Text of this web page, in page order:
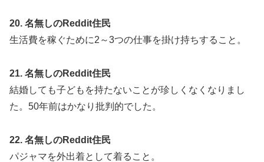
20. 名無しのReddit住民
生活費を稼ぐために2～3つの仕事を掛け持ちすること。
21. 名無しのReddit住民
結婚しても子どもを持たないことが珍しくなくなりまし
た。50年前はかなり批判的でした。
22. 名無しのReddit住民
パジャマを外出着として着ること。